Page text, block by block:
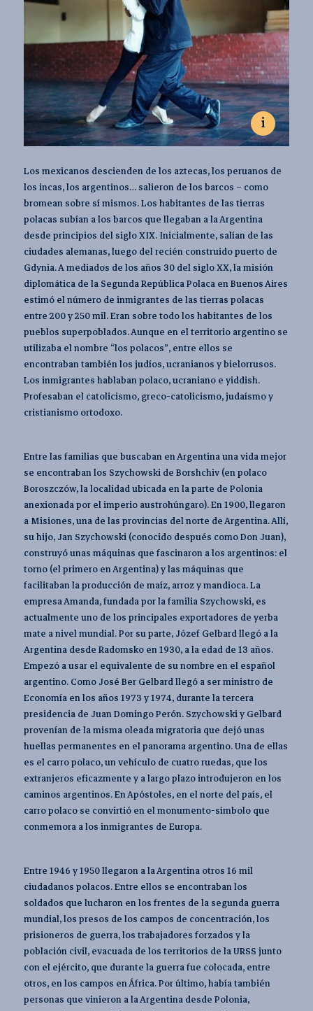
Los mexicanos descienden de los aztecas, los peruanos de
los incas, los argentinos… salieron de los barcos – como
bromean sobre sí mismos. Los habitantes de las tierras
polacas subían a los barcos que llegaban a la Argentina
desde principios del siglo XIX. Inicialmente, salían de las
ciudades alemanas, luego del recién construido puerto de
Gdynia. A mediados de los años 30 del siglo XX, la misión
diplomática de la Segunda República Polaca en Buenos Aires
estimó el número de inmigrantes de las tierras polacas
entre 200 y 250 mil. Eran sobre todo los habitantes de los
pueblos superpoblados. Aunque en el territorio argentino se
utilizaba el nombre “los polacos”, entre ellos se
encontraban también los judíos, ucranianos y bielorrusos.
Los inmigrantes hablaban polaco, ucraniano e yiddish.
Profesaban el catolicismo, greco-catolicismo, judaísmo y
cristianismo ortodoxo.
Entre las familias que buscaban en Argentina una vida mejor
se encontraban los Szychowski de Borshchiv (en polaco
Boroszczów, la localidad ubicada en la parte de Polonia
anexionada por el imperio austrohúngaro). En 1900, llegaron
a Misiones, una de las provincias del norte de Argentina. Allí,
su hijo, Jan Szychowski (conocido después como Don Juan),
construyó unas máquinas que fascinaron a los argentinos: el
torno (el primero en Argentina) y las máquinas que
facilitaban la producción de maíz, arroz y mandioca. La
empresa Amanda, fundada por la familia Szychowski, es
actualmente uno de los principales exportadores de yerba
mate a nivel mundial. Por su parte, Józef Gelbard llegó a la
Argentina desde Radomsko en 1930, a la edad de 13 años.
Empezó a usar el equivalente de su nombre en el español
argentino. Como José Ber Gelbard llegó a ser ministro de
Economía en los años 1973 y 1974, durante la tercera
presidencia de Juan Domingo Perón. Szychowski y Gelbard
provenían de la misma oleada migratoria que dejó unas
huellas permanentes en el panorama argentino. Una de ellas
es el carro polaco, un vehículo de cuatro ruedas, que los
extranjeros eficazmente y a largo plazo introdujeron en los
caminos argentinos. En Apóstoles, en el norte del país, el
carro polaco se convirtió en el monumento-símbolo que
conmemora a los inmigrantes de Europa.
Entre 1946 y 1950 llegaron a la Argentina otros 16 mil
ciudadanos polacos. Entre ellos se encontraban los
soldados que lucharon en los frentes de la segunda guerra
mundial, los presos de los campos de concentración, los
prisioneros de guerra, los trabajadores forzados y la
población civil, evacuada de los territorios de la URSS junto
con el ejército, que durante la guerra fue colocada, entre
otros, en los campos en África. Por último, había también
personas que vinieron a la Argentina desde Polonia,
i
Październik 2013, Posadas.
Siedziba Stowarzyszenia Polskiego w Posadas.
Fot. Dominik Czapigo
Sede de la Asociación Polaca en Posadas.
Fot. Dominik Czapigo